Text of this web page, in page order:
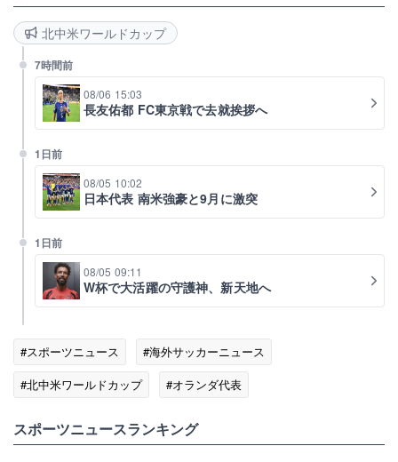
北中米ワールドカップ
7時間前
08/06 15:03
長友佑都 FC東京戦で去就挨拶へ
1日前
08/05 10:02
日本代表 南米強豪と9月に激突
1日前
08/05 09:11
W杯で大活躍の守護神、新天地へ
#スポーツニュース
#海外サッカーニュース
#北中米ワールドカップ
#オランダ代表
スポーツニュースランキング